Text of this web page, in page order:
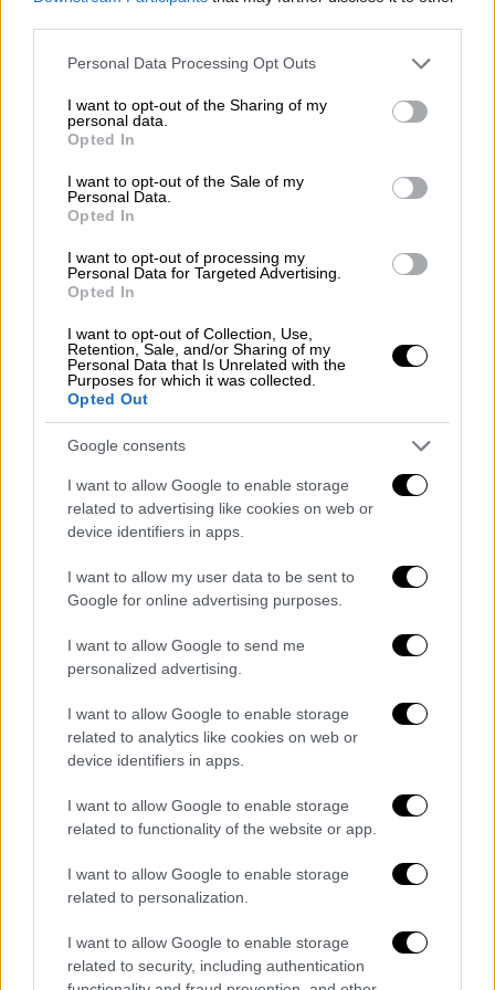
Please note that this website/app uses one or more Google
not limited to your visit or usage behaviour. You may click to
grant or deny consent to Google and its third-party tags to
use your data for below specified purposes in below Google
consent section.
Personal Data Processing Opt Outs
I want to opt-out of the Sharing of my
personal data.
Opted In
I want to opt-out of the Sale of my
Personal Data.
Opted In
I want to opt-out of processing my
Personal Data for Targeted Advertising.
Opted In
I want to opt-out of Collection, Use,
Retention, Sale, and/or Sharing of my
Personal Data that Is Unrelated with the
Purposes for which it was collected.
Opted Out
Google consents
I want to allow Google to enable storage
related to advertising like cookies on web or
device identifiers in apps.
I want to allow my user data to be sent to
Google for online advertising purposes.
I want to allow Google to send me
personalized advertising.
I want to allow Google to enable storage
related to analytics like cookies on web or
device identifiers in apps.
I want to allow Google to enable storage
related to functionality of the website or app.
I want to allow Google to enable storage
related to personalization.
I want to allow Google to enable storage
related to security, including authentication
Food & Drink|04.08.2022 09:32
πεντανόστιμα
Μια ματιά στις διατροφικές και
ευεργετικές ιδιότητες των σύκων και
συνταγές να τα απολαύσετε.
ΑΛΛΑ #TAGS
συνταγές
φρούτα
vegan
Μαρκόπουλο
ειδήσεις
σφήκες
λειψυδρία